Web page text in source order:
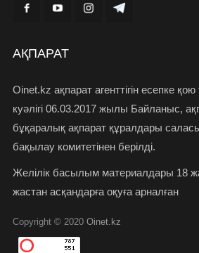
АҚПАРАТ
Oinet.kz ақпарат агенттігін есепке
куәлігі 06.03.2017 жылы Байланыс,
бұқаралық ақпарат құралдары
бақылау комитетінен берілді.
Желілік басылым материалдары 18
жастан асқандарға оқуға арналған
Copyright © 2020 Oinet.kz